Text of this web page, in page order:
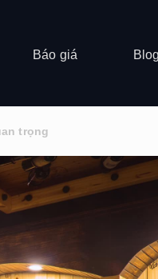
Báo giá Blog
trọng